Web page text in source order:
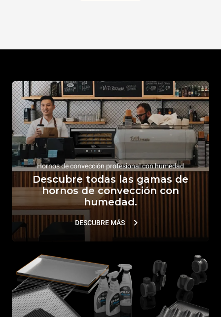
Hornos de convección profesional con humedad
Descubre todas las gamas de
hornos de convección con
humedad.
DESCUBRE MÁS